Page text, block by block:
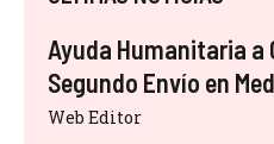
Ayuda Humanitaria a
Segundo Envío en
Web Editor